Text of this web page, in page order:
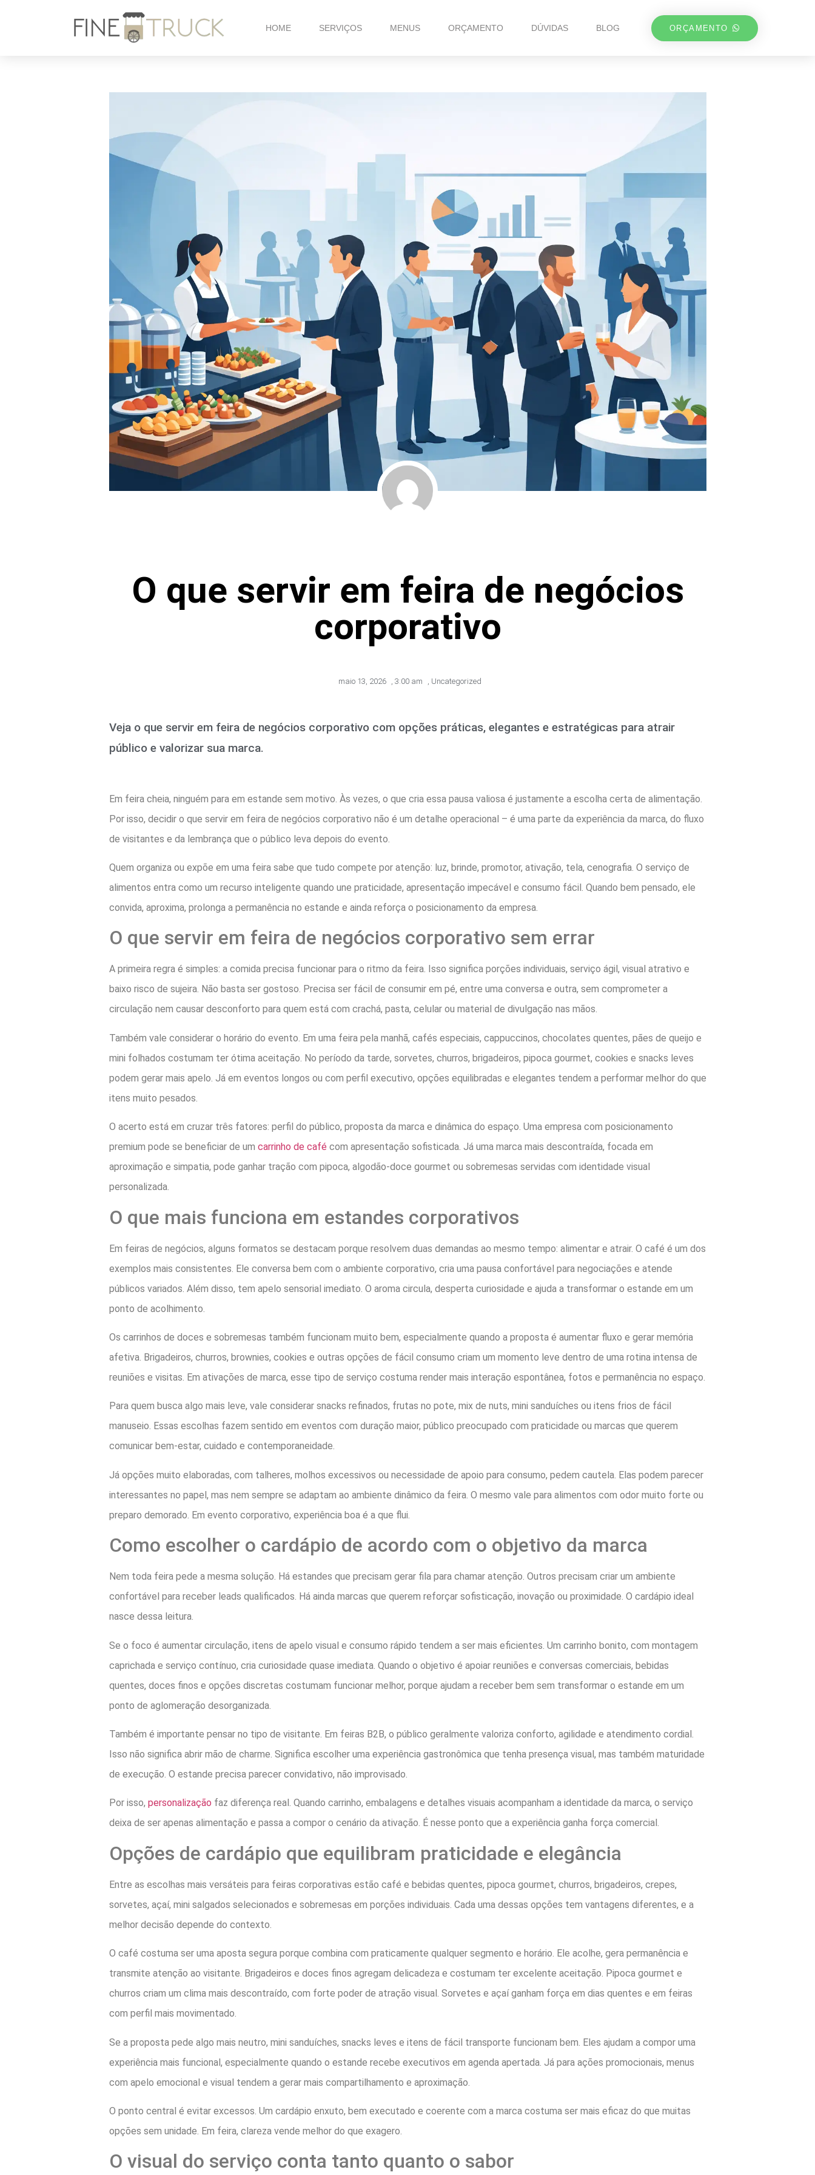
HOME SERVIÇOS MENUS ORÇAMENTO DÚVIDAS BLOG ORÇAMENTO
O que servir em feira de negócios
corporativo
maio 13, 2026 3:00 am Uncategorized
Veja o que servir em feira de negócios corporativo com opções práticas, elegantes e estratégicas para atrair
público e valorizar sua marca.
Em feira cheia, ninguém para em estande sem motivo. Às vezes, o que cria essa pausa valiosa é justamente a escolha certa de alimentação.
Por isso, decidir o que servir em feira de negócios corporativo não é um detalhe operacional – é uma parte da experiência da marca, do fluxo
de visitantes e da lembrança que o público leva depois do evento.
Quem organiza ou expõe em uma feira sabe que tudo compete por atenção: luz, brinde, promotor, ativação, tela, cenografia. O serviço de
alimentos entra como um recurso inteligente quando une praticidade, apresentação impecável e consumo fácil. Quando bem pensado, ele
convida, aproxima, prolonga a permanência no estande e ainda reforça o posicionamento da empresa.
O que servir em feira de negócios corporativo sem errar
A primeira regra é simples: a comida precisa funcionar para o ritmo da feira. Isso significa porções individuais, serviço ágil, visual atrativo e
baixo risco de sujeira. Não basta ser gostoso. Precisa ser fácil de consumir em pé, entre uma conversa e outra, sem comprometer a
circulação nem causar desconforto para quem está com crachá, pasta, celular ou material de divulgação nas mãos.
Também vale considerar o horário do evento. Em uma feira pela manhã, cafés especiais, cappuccinos, chocolates quentes, pães de queijo e
mini folhados costumam ter ótima aceitação. No período da tarde, sorvetes, churros, brigadeiros, pipoca gourmet, cookies e snacks leves
podem gerar mais apelo. Já em eventos longos ou com perfil executivo, opções equilibradas e elegantes tendem a performar melhor do que
itens muito pesados.
O acerto está em cruzar três fatores: perfil do público, proposta da marca e dinâmica do espaço. Uma empresa com posicionamento
premium pode se beneficiar de um carrinho de café com apresentação sofisticada. Já uma marca mais descontraída, focada em
aproximação e simpatia, pode ganhar tração com pipoca, algodão-doce gourmet ou sobremesas servidas com identidade visual
personalizada.
O que mais funciona em estandes corporativos
Em feiras de negócios, alguns formatos se destacam porque resolvem duas demandas ao mesmo tempo: alimentar e atrair. O café é um dos
exemplos mais consistentes. Ele conversa bem com o ambiente corporativo, cria uma pausa confortável para negociações e atende
públicos variados. Além disso, tem apelo sensorial imediato. O aroma circula, desperta curiosidade e ajuda a transformar o estande em um
ponto de acolhimento.
Os carrinhos de doces e sobremesas também funcionam muito bem, especialmente quando a proposta é aumentar fluxo e gerar memória
afetiva. Brigadeiros, churros, brownies, cookies e outras opções de fácil consumo criam um momento leve dentro de uma rotina intensa de
reuniões e visitas. Em ativações de marca, esse tipo de serviço costuma render mais interação espontânea, fotos e permanência no espaço.
Para quem busca algo mais leve, vale considerar snacks refinados, frutas no pote, mix de nuts, mini sanduíches ou itens frios de fácil
manuseio. Essas escolhas fazem sentido em eventos com duração maior, público preocupado com praticidade ou marcas que querem
comunicar bem-estar, cuidado e contemporaneidade.
Já opções muito elaboradas, com talheres, molhos excessivos ou necessidade de apoio para consumo, pedem cautela. Elas podem parecer
interessantes no papel, mas nem sempre se adaptam ao ambiente dinâmico da feira. O mesmo vale para alimentos com odor muito forte ou
preparo demorado. Em evento corporativo, experiência boa é a que flui.
Como escolher o cardápio de acordo com o objetivo da marca
Nem toda feira pede a mesma solução. Há estandes que precisam gerar fila para chamar atenção. Outros precisam criar um ambiente
confortável para receber leads qualificados. Há ainda marcas que querem reforçar sofisticação, inovação ou proximidade. O cardápio ideal
nasce dessa leitura.
Se o foco é aumentar circulação, itens de apelo visual e consumo rápido tendem a ser mais eficientes. Um carrinho bonito, com montagem
caprichada e serviço contínuo, cria curiosidade quase imediata. Quando o objetivo é apoiar reuniões e conversas comerciais, bebidas
quentes, doces finos e opções discretas costumam funcionar melhor, porque ajudam a receber bem sem transformar o estande em um
ponto de aglomeração desorganizada.
Também é importante pensar no tipo de visitante. Em feiras B2B, o público geralmente valoriza conforto, agilidade e atendimento cordial.
Isso não significa abrir mão de charme. Significa escolher uma experiência gastronômica que tenha presença visual, mas também maturidade
de execução. O estande precisa parecer convidativo, não improvisado.
Por isso, personalização faz diferença real. Quando carrinho, embalagens e detalhes visuais acompanham a identidade da marca, o serviço
deixa de ser apenas alimentação e passa a compor o cenário da ativação. É nesse ponto que a experiência ganha força comercial.
Opções de cardápio que equilibram praticidade e elegância
Entre as escolhas mais versáteis para feiras corporativas estão café e bebidas quentes, pipoca gourmet, churros, brigadeiros, crepes,
sorvetes, açaí, mini salgados selecionados e sobremesas em porções individuais. Cada uma dessas opções tem vantagens diferentes, e a
melhor decisão depende do contexto.
O café costuma ser uma aposta segura porque combina com praticamente qualquer segmento e horário. Ele acolhe, gera permanência e
transmite atenção ao visitante. Brigadeiros e doces finos agregam delicadeza e costumam ter excelente aceitação. Pipoca gourmet e
churros criam um clima mais descontraído, com forte poder de atração visual. Sorvetes e açaí ganham força em dias quentes e em feiras
com perfil mais movimentado.
Se a proposta pede algo mais neutro, mini sanduíches, snacks leves e itens de fácil transporte funcionam bem. Eles ajudam a compor uma
experiência mais funcional, especialmente quando o estande recebe executivos em agenda apertada. Já para ações promocionais, menus
com apelo emocional e visual tendem a gerar mais compartilhamento e aproximação.
O ponto central é evitar excessos. Um cardápio enxuto, bem executado e coerente com a marca costuma ser mais eficaz do que muitas
opções sem unidade. Em feira, clareza vende melhor do que exagero.
O visual do serviço conta tanto quanto o sabor